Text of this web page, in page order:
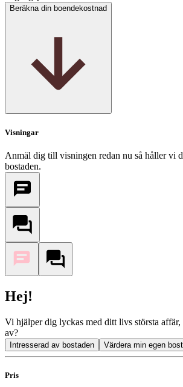
Beräkna din boendekostnad
Visningar
Anmäl dig till visningen redan nu så håller vi
bostaden.
Hej!
Vi hjälper dig lyckas med ditt livs största affär,
av?
Intresserad av bostaden Värdera min egen
Pris